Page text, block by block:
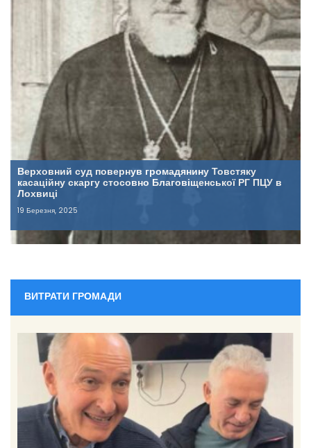
Верховний суд повернув громадянину Товстяку
касаційну скаргу стосовно Благовіщенської РГ ПЦУ в
Лохвиці
19 Березня, 2025
ВИТРАТИ ГРОМАДИ